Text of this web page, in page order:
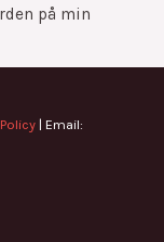
på min
| Email: